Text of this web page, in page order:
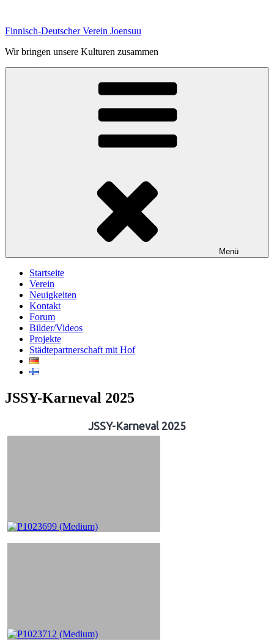
springen
Finnisch-Deutscher Verein Joensuu
Wir bringen unsere Kulturen zusammen
Menü
Startseite
Verein
Neuigkeiten
Kontakt
Forum
Bilder/Videos
Projekte
Städtepartnerschaft mit Hof
JSSY-Karneval 2025
JSSY-Karneval 2025